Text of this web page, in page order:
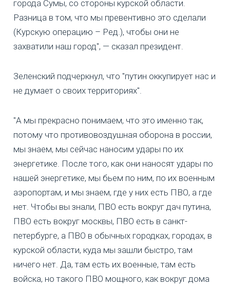
города Сумы, со стороны курской области.
Разница в том, что мы превентивно это сделали
(Курскую операцию – Ред.), чтобы они не
захватили наш город", — сказал президент.
Зеленский подчеркнул, что "путин оккупирует нас и
не думает о своих территориях".
"А мы прекрасно понимаем, что это именно так,
потому что противовоздушная оборона в россии,
мы знаем, мы сейчас наносим удары по их
энергетике. После того, как они наносят удары по
нашей энергетике, мы бьем по ним, по их военным
аэропортам, и мы знаем, где у них есть ПВО, а где
нет. Чтобы вы знали, ПВО есть вокруг дач путина,
ПВО есть вокруг москвы, ПВО есть в санкт-
петербурге, а ПВО в обычных городках, городах, в
курской области, куда мы зашли быстро, там
ничего нет. Да, там есть их военные, там есть
войска, но такого ПВО мощного, как вокруг дома